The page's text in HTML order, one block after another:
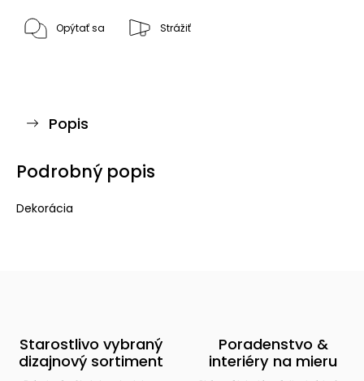
Opýtať sa Strážiť
Popis
Podrobný popis
Dekorácia
Starostlivo vybraný
dizajnový sortiment
Poradenstvo &
interiéry na mieru